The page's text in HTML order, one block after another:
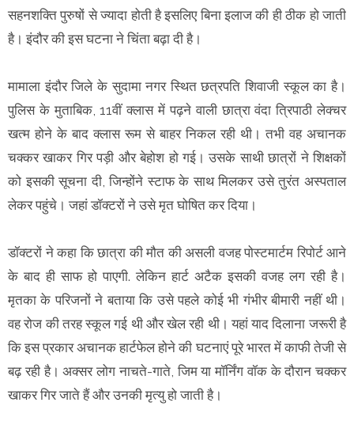
सहनशक्ति पुरुषों से ज्यादा होती है इसलिए बिना इलाज की ही ठीक हो जाती
है। इंदौर की इस घटना ने चिंता बढ़ा दी है।
मामाला इंदौर जिले के सुदामा नगर स्थित छत्रपति शिवाजी स्कूल का है।
पुलिस के मुताबिक, 11वीं क्लास में पढ़ने वाली छात्रा वंदा त्रिपाठी लेक्चर
खत्म होने के बाद क्लास रूम से बाहर निकल रही थी। तभी वह अचानक
चक्कर खाकर गिर पड़ी और बेहोश हो गई। उसके साथी छात्रों ने शिक्षकों
को इसकी सूचना दी, जिन्होंने स्टाफ के साथ मिलकर उसे तुरंत अस्पताल
लेकर पहुंचे। जहां डॉक्टरों ने उसे मृत घोषित कर दिया।
डॉक्टरों ने कहा कि छात्रा की मौत की असली वजह पोस्टमार्टम रिपोर्ट आने
के बाद ही साफ हो पाएगी. लेकिन हार्ट अटैक इसकी वजह लग रही है।
मृतका के परिजनों ने बताया कि उसे पहले कोई भी गंभीर बीमारी नहीं थी।
वह रोज की तरह स्कूल गई थी और खेल रही थी। यहां याद दिलाना जरूरी है
कि इस प्रकार अचानक हार्टफेल होने की घटनाएं पूरे भारत में काफी तेजी से
बढ़ रही है। अक्सर लोग नाचते-गाते, जिम या मॉर्निंग वॉक के दौरान चक्कर
खाकर गिर जाते हैं और उनकी मृत्यु हो जाती है।